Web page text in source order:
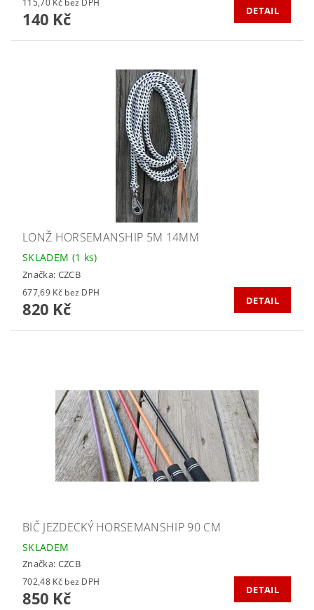
115,70 Kč bez DPH
140 Kč DETAIL
LONŽ HORSEMANSHIP 5M 14MM
SKLADEM (1 ks)
Značka: CZCB
677,69 Kč bez DPH
820 Kč DETAIL
BIČ JEZDECKÝ HORSEMANSHIP 90 CM
SKLADEM
Značka: CZCB
702,48 Kč bez DPH
850 Kč DETAIL